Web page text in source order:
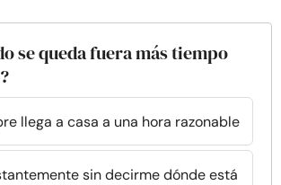
se queda fuera más tiempo
llega a casa a una hora razonable
sin decirme dónde está